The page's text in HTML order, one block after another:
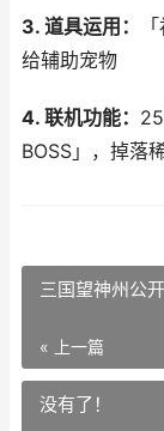
3. 道具运用：
给辅助宠物
4. 联机功能：
BOSS」，掉落
三国望神州公
« 上一篇
没有了！